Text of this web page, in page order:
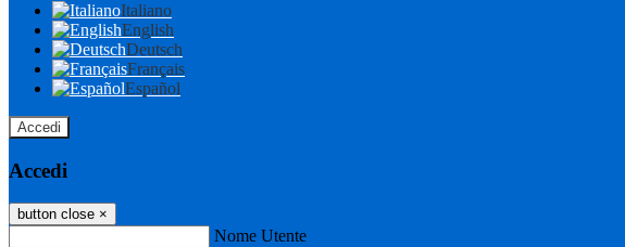
Italiano
English
Deutsch
Français
Español
Accedi
Accedi
button close ×
Nome Utente